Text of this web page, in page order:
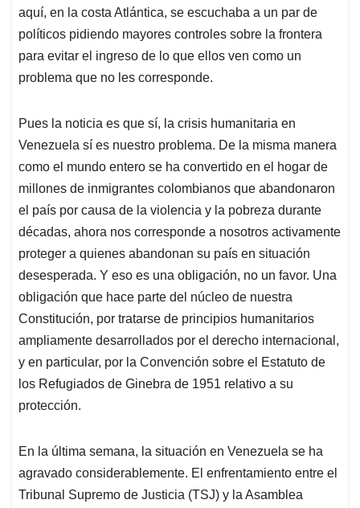
aquí, en la costa Atlántica, se escuchaba a un par de
políticos pidiendo mayores controles sobre la frontera
para evitar el ingreso de lo que ellos ven como un
problema que no les corresponde.
Pues la noticia es que sí, la crisis humanitaria en
Venezuela sí es nuestro problema. De la misma manera
como el mundo entero se ha convertido en el hogar de
millones de inmigrantes colombianos que abandonaron
el país por causa de la violencia y la pobreza durante
décadas, ahora nos corresponde a nosotros activamente
proteger a quienes abandonan su país en situación
desesperada. Y eso es una obligación, no un favor. Una
obligación que hace parte del núcleo de nuestra
Constitución, por tratarse de principios humanitarios
ampliamente desarrollados por el derecho internacional,
y en particular, por la Convención sobre el Estatuto de
los Refugiados de Ginebra de 1951 relativo a su
protección.
En la última semana, la situación en Venezuela se ha
agravado considerablemente. El enfrentamiento entre el
Tribunal Supremo de Justicia (TSJ) y la Asamblea